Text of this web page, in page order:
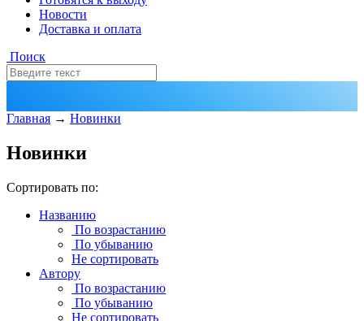
Новости
Доставка и оплата
Поиск
Главная → Новинки
Новинки
Сортировать по:
Названию
По возрастанию
По убыванию
Не сортировать
Автору
По возрастанию
По убыванию
Не сортировать